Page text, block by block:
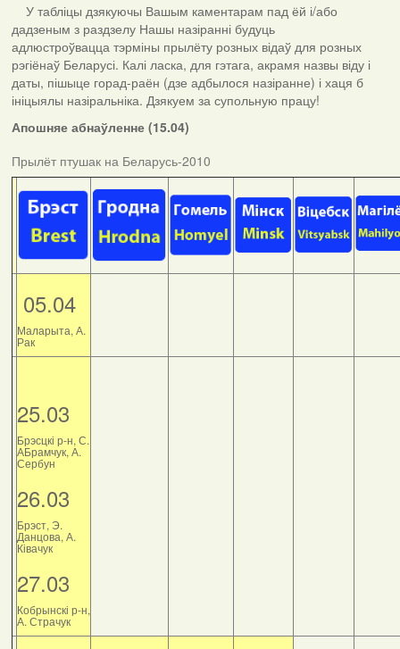
У табліцы дзякуючы Вашым каментарам пад ёй і/або
дадзеным з раздзелу Нашы назіранні будуць
адлюстроўвацца тэрміны прылёту розных відаў для розных
рэгіёнаў Беларусі. Калі ласка, для гэтага, акрамя назвы віду і
даты, пішыце горад-раён (дзе адбылося назіранне) і хаця б
ініцыялы назіральніка. Дзякуем за супольную працу!
Апошняе абнаўленне (15.04)
Прылёт птушак на Беларусь-2010
05.04
Маларыта, А.
Рак
25.03
Брэсцкі р-н, С.
АБрамчук, А.
Сербун
26.03
Брэст, Э.
Данцова, А.
Ківачук
27.03
Кобрынскі р-н,
А. Страчук